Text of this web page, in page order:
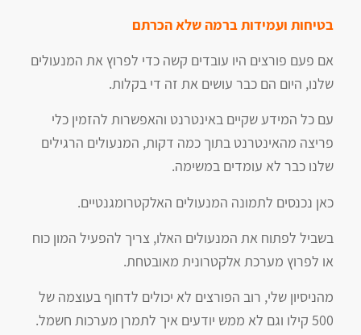
בטיחות ועמידות ברמה שלא הכרתם
אם פעם פורצים היו עובדים קשה כדי לפרוץ את המנעולים
שלנו, היום הם כבר עושים את זה די בקלות.
עם כל המידע שקיים באינטרנט והאפשרות להזמין כלי
פריצה מהאינטרנט בתוך כמה דקות, המנעולים הרגילים
שלנו כבר לא עומדים במשימה.
כאן נכנסים לתמונה המנעולים האלקטרומגנטיים.
בשביל לפתוח את המנעולים האלו, צריך להפעיל המון כוח
או לפרוץ מערכת אלקטרונית מאובטחת.
מהניסיון שלי, רוב הפורצים לא יכולים לדחוף בעוצמה של
500 קילו וגם לא ממש יודעים איך לתמרן מערכות חשמל.